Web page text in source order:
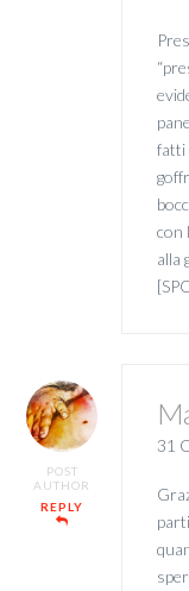
fatti
con
alla
POST
AUTHOR
REPLY
31